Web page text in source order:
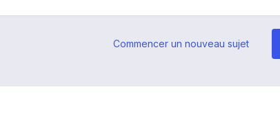
Commencer un nouveau sujet